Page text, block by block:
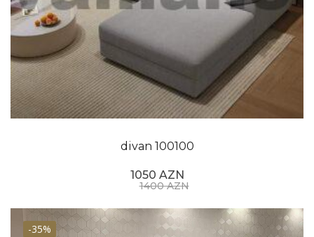
divan 100100
1050 AZN
1400 AZN
-35%